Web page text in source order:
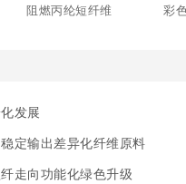
阻燃丙纶短纤维 彩
发展
定输出差异化纤维原料
走向功能化绿色升级